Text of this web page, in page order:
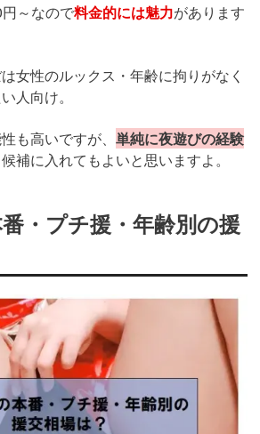
～なので料金的には魅力があります
女性のルックス・年齢に拘りがなく
人向け。
も高いですが、 単純に夜遊びの経験
補に入れてもよいと思いますよ。
・プチ援・年齢別の援